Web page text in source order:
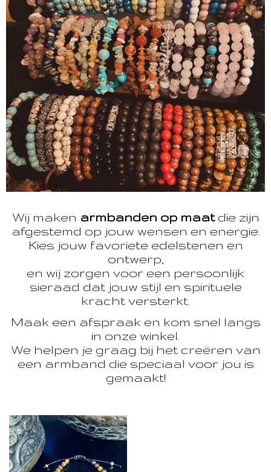
Wij maken armbanden op maatdie zijn
afgestemd op jouw wensen en energie.
Kies jouw favoriete edelstenen en
ontwerp,
en wij zorgen voor een persoonlijk
sieraad dat jouw stijl en spirituele
kracht versterkt.
Maak een afspraak en kom snel langs
in onze winkel.
We helpen je graag bij het creëren van
een armband die speciaal voor jou is
gemaakt!